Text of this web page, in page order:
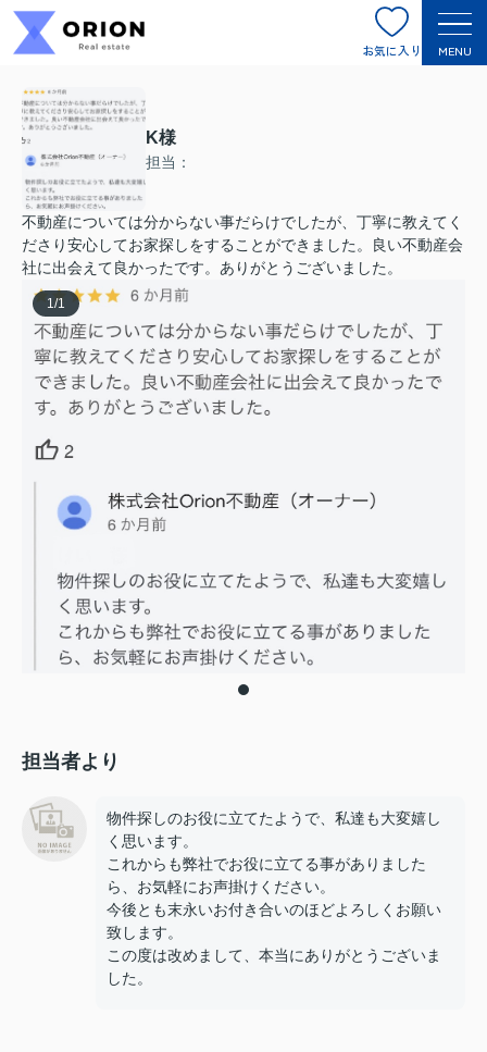
お気に入り MENU
K様
担当：
不動産については分からない事だらけでしたが、丁寧に教えてく
ださり安心してお家探しをすることができました。良い不動産会
社に出会えて良かったです。ありがとうございました。
1 /1
担当者より
物件探しのお役に立てたようで、私達も大変嬉し
く思います。
これからも弊社でお役に立てる事がありました
ら、お気軽にお声掛けください。
今後とも末永いお付き合いのほどよろしくお願い
致します。
この度は改めまして、本当にありがとうございま
した。